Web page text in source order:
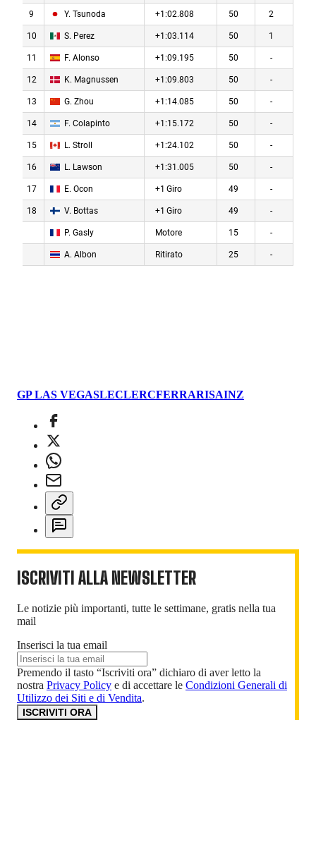
GP LAS VEGASLECLERCFERRARISAINZ
ISCRIVITI ALLA NEWSLETTER
Le notizie più importanti, tutte le settimane, gratis nella tua
mail
Inserisci la tua email
Premendo il tasto “Iscriviti ora” dichiaro di aver letto la
nostra Privacy Policy e di accettare le Condizioni Generali di
Utilizzo dei Siti e di Vendita.
ISCRIVITI ORA